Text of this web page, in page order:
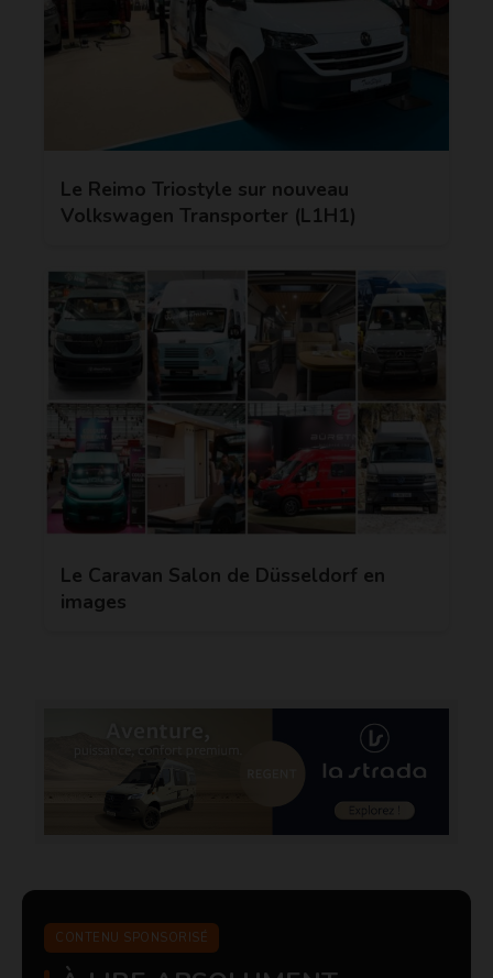
Le Reimo Triostyle sur nouveau
Volkswagen Transporter (L1H1)
Le Caravan Salon de Düsseldorf en
images
CONTENU SPONSORISÉ